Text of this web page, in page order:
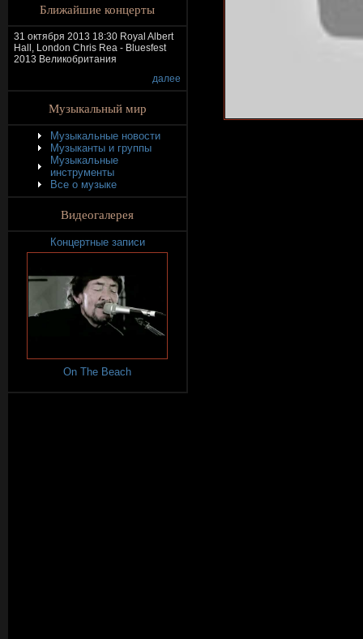
Ближайшие концерты
31 октября 2013 18:30 Royal Albert
Hall, London Chris Rea - Bluesfest
2013 Великобритания
далее
Музыкальный мир
Музыкальные новости
Музыканты и группы
Музыкальные
инструменты
Все о музыке
Видеогалерея
Концертные записи
On The Beach